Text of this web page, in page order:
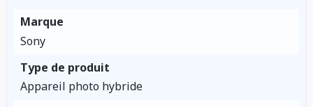
Marque
Sony
Type de produit
Appareil photo hybride